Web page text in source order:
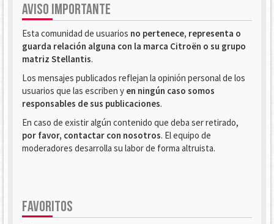
AVISO IMPORTANTE
Esta comunidad de usuarios no pertenece, representa o
guarda relación alguna con la marca Citroën o su grupo
matriz Stellantis.
Los mensajes publicados reflejan la opinión personal de los
usuarios que las escriben y en ningún caso somos
responsables de sus publicaciones.
En caso de existir algún contenido que deba ser retirado,
por favor, contactar con nosotros. El equipo de
moderadores desarrolla su labor de forma altruista.
FAVORITOS